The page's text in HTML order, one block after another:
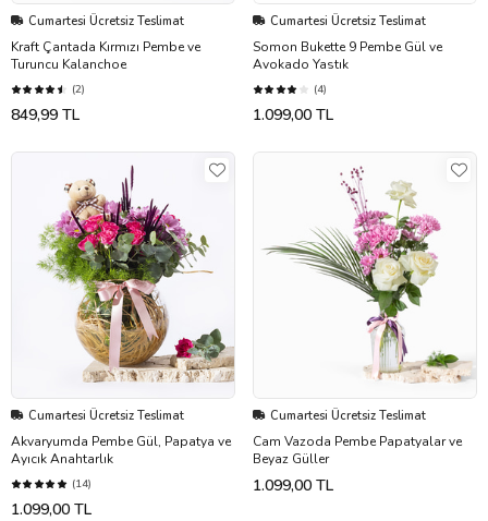
Cumartesi Ücretsiz Teslimat
Kraft Çantada Kırmızı Pembe ve
Turuncu Kalanchoe
(2)
849,99 TL
Cumartesi Ücretsiz Teslimat
Somon Bukette 9 Pembe Gül ve
Avokado Yastık
(4)
1.099,00 TL
Cumartesi Ücretsiz Teslimat
Akvaryumda Pembe Gül, Papatya ve
Ayıcık Anahtarlık
(14)
1.099,00 TL
Cumartesi Ücretsiz Teslimat
Cam Vazoda Pembe Papatyalar ve
Beyaz Güller
1.099,00 TL